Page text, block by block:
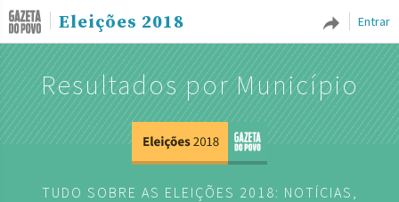
Entrar
Eleições 2018
Resultados por Município
TUDO SOBRE AS ELEIÇÕES 2018: NOTÍCIAS,